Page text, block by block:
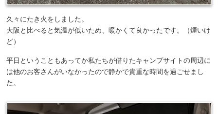
久々にたき火をしました。
大阪と比べると気温が低いため、暖かくて良かったです。（煙いけ
ど）
平日ということもあってか私たちが借りたキャンプサイトの周辺に
は他のお客さんがいなかったので静かで貴重な時間を過ごせまし
た。